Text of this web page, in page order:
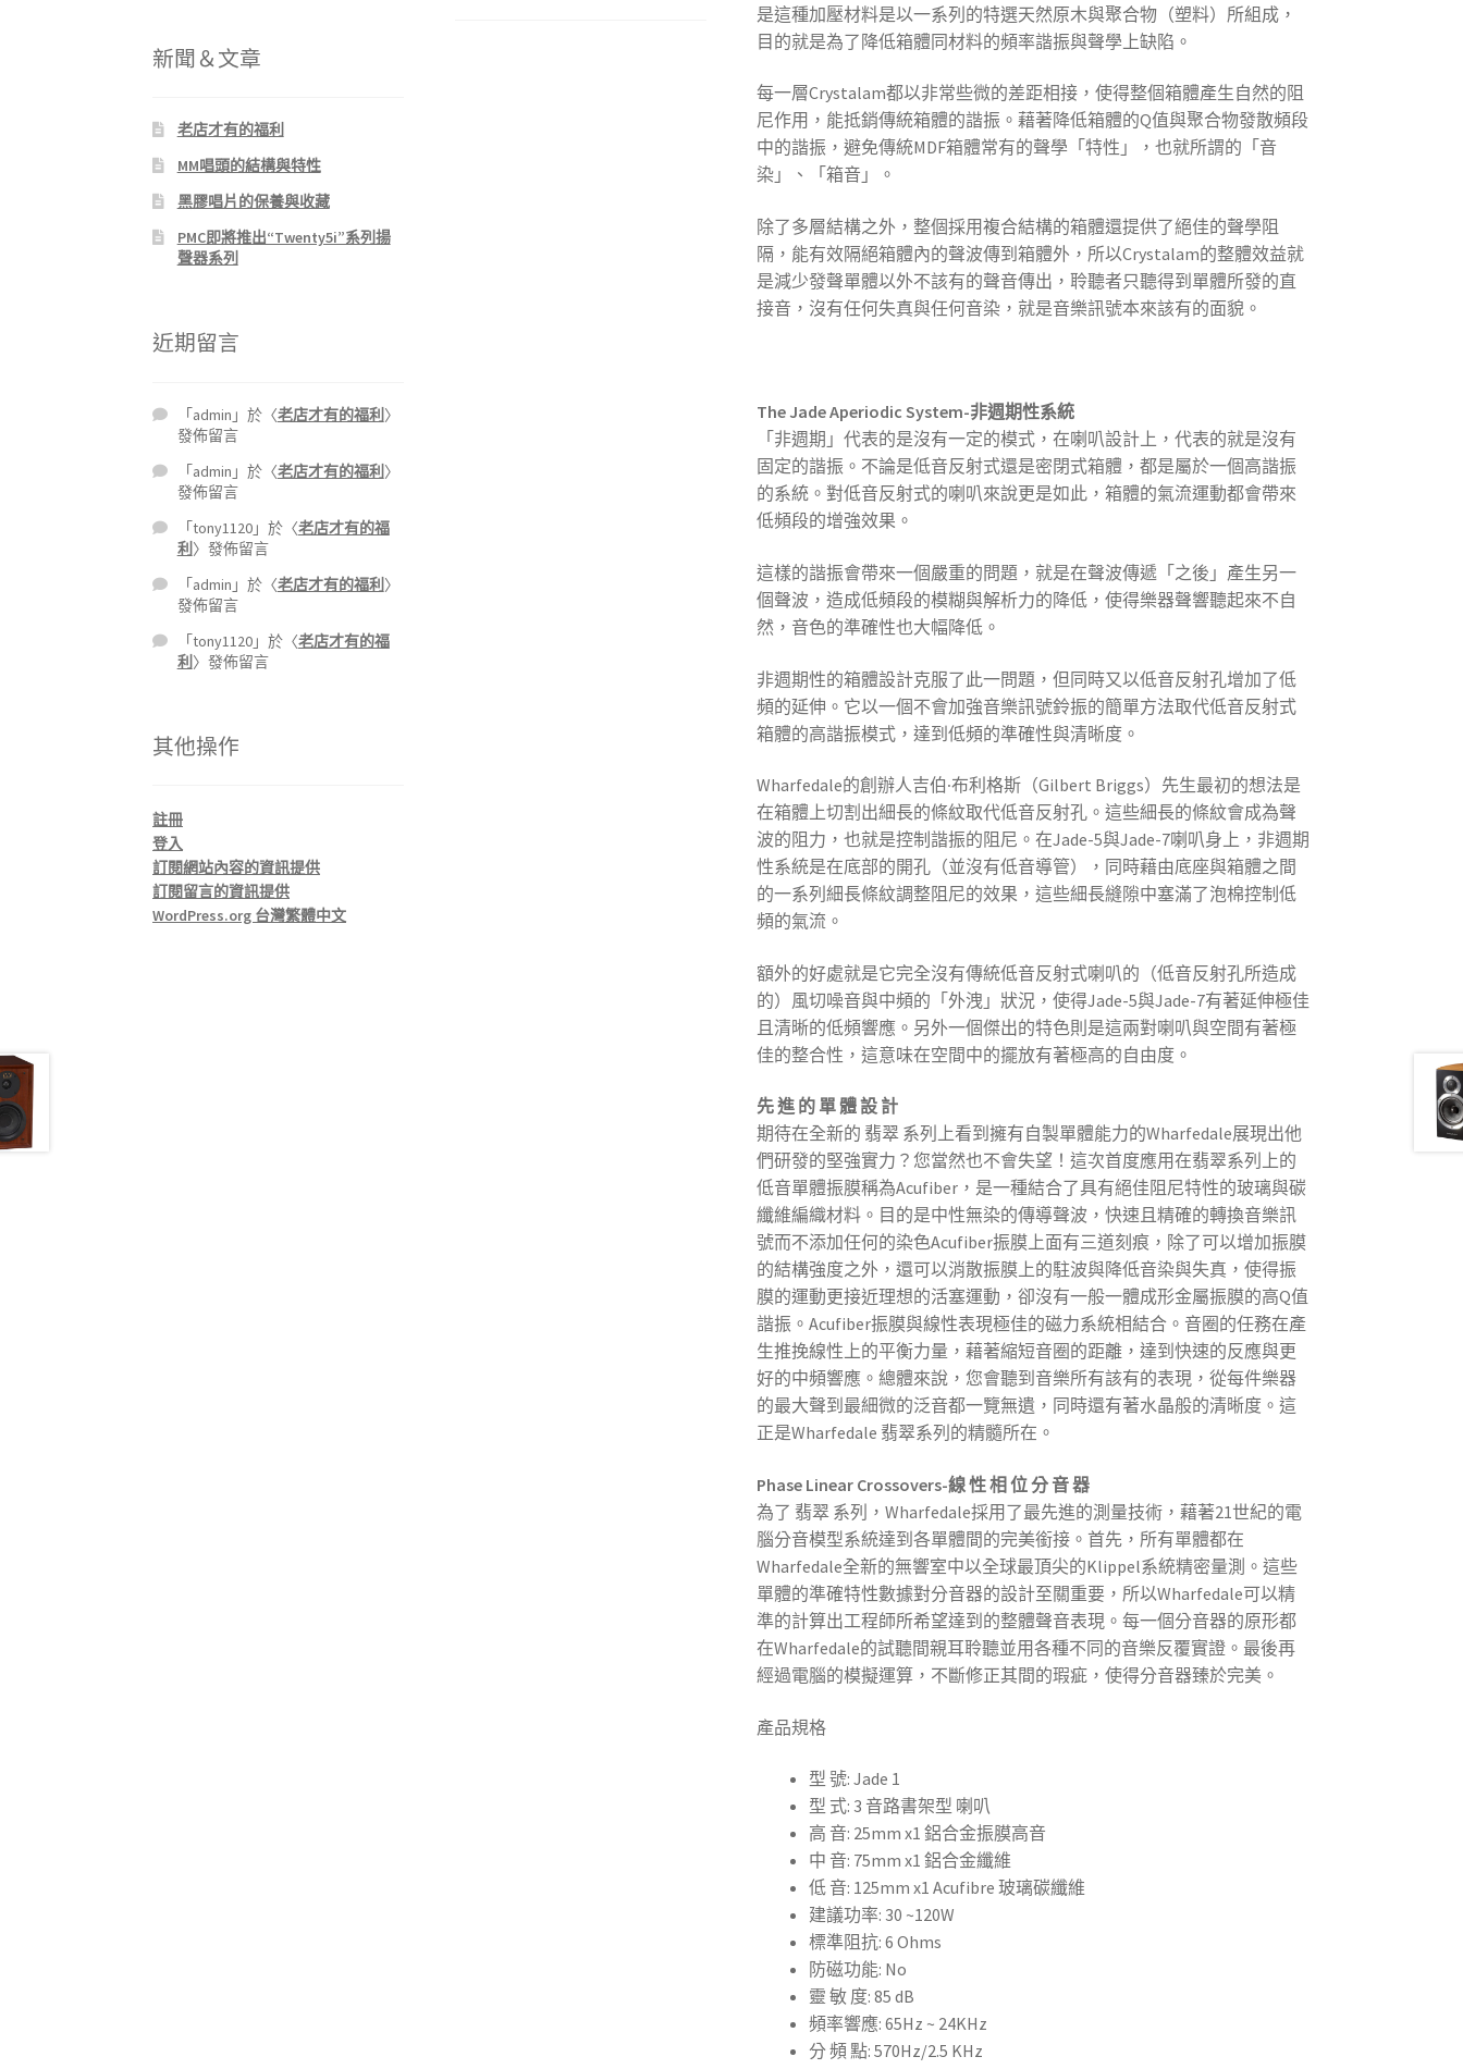
是這種加壓材料是以一系列的特選天然原木與聚合物（塑料）所組成，
目的就是為了降低箱體同材料的頻率諧振與聲學上缺陷。
每一層Crystalam都以非常些微的差距相接，使得整個箱體產生自然的阻
尼作用，能抵銷傳統箱體的諧振。藉著降低箱體的Q值與聚合物發散頻段
中的諧振，避免傳統MDF箱體常有的聲學「特性」，也就所謂的「音
染」、「箱音」。
除了多層結構之外，整個採用複合結構的箱體還提供了絕佳的聲學阻
隔，能有效隔絕箱體內的聲波傳到箱體外，所以Crystalam的整體效益就
是減少發聲單體以外不該有的聲音傳出，聆聽者只聽得到單體所發的直
接音，沒有任何失真與任何音染，就是音樂訊號本來該有的面貌。
The Jade Aperiodic System-非週期性系統
「非週期」代表的是沒有一定的模式，在喇叭設計上，代表的就是沒有
固定的諧振。不論是低音反射式還是密閉式箱體，都是屬於一個高諧振
的系統。對低音反射式的喇叭來說更是如此，箱體的氣流運動都會帶來
低頻段的增強效果。
這樣的諧振會帶來一個嚴重的問題，就是在聲波傳遞「之後」產生另一
個聲波，造成低頻段的模糊與解析力的降低，使得樂器聲響聽起來不自
然，音色的準確性也大幅降低。
非週期性的箱體設計克服了此一問題，但同時又以低音反射孔增加了低
頻的延伸。它以一個不會加強音樂訊號鈴振的簡單方法取代低音反射式
箱體的高諧振模式，達到低頻的準確性與清晰度。
Wharfedale的創辦人吉伯‧布利格斯（Gilbert Briggs）先生最初的想法是
在箱體上切割出細長的條紋取代低音反射孔。這些細長的條紋會成為聲
波的阻力，也就是控制諧振的阻尼。在Jade-5與Jade-7喇叭身上，非週期
性系統是在底部的開孔（並沒有低音導管），同時藉由底座與箱體之間
的一系列細長條紋調整阻尼的效果，這些細長縫隙中塞滿了泡棉控制低
頻的氣流。
額外的好處就是它完全沒有傳統低音反射式喇叭的（低音反射孔所造成
的）風切噪音與中頻的「外洩」狀況，使得Jade-5與Jade-7有著延伸極佳
且清晰的低頻響應。另外一個傑出的特色則是這兩對喇叭與空間有著極
佳的整合性，這意味在空間中的擺放有著極高的自由度。
先 進 的 單 體 設 計
期待在全新的 翡翠 系列上看到擁有自製單體能力的Wharfedale展現出他
們研發的堅強實力？您當然也不會失望！這次首度應用在翡翠系列上的
低音單體振膜稱為Acufiber，是一種結合了具有絕佳阻尼特性的玻璃與碳
纖維編織材料。目的是中性無染的傳導聲波，快速且精確的轉換音樂訊
號而不添加任何的染色Acufiber振膜上面有三道刻痕，除了可以增加振膜
的結構強度之外，還可以消散振膜上的駐波與降低音染與失真，使得振
膜的運動更接近理想的活塞運動，卻沒有一般一體成形金屬振膜的高Q值
諧振。Acufiber振膜與線性表現極佳的磁力系統相結合。音圈的任務在產
生推挽線性上的平衡力量，藉著縮短音圈的距離，達到快速的反應與更
好的中頻響應。總體來說，您會聽到音樂所有該有的表現，從每件樂器
的最大聲到最細微的泛音都一覽無遺，同時還有著水晶般的清晰度。這
正是Wharfedale 翡翠系列的精髓所在。
Phase Linear Crossovers-線 性 相 位 分 音 器
為了 翡翠 系列，Wharfedale採用了最先進的測量技術，藉著21世紀的電
腦分音模型系統達到各單體間的完美銜接。首先，所有單體都在
Wharfedale全新的無響室中以全球最頂尖的Klippel系統精密量測。這些
單體的準確特性數據對分音器的設計至關重要，所以Wharfedale可以精
準的計算出工程師所希望達到的整體聲音表現。每一個分音器的原形都
在Wharfedale的試聽間親耳聆聽並用各種不同的音樂反覆實證。最後再
經過電腦的模擬運算，不斷修正其間的瑕疵，使得分音器臻於完美。
產品規格
型 號: Jade 1
型 式: 3 音路書架型 喇叭
高 音: 25mm x1 鋁合金振膜高音
中 音: 75mm x1 鋁合金纖維
低 音: 125mm x1 Acufibre 玻璃碳纖維
建議功率: 30 ~120W
標準阻抗: 6 Ohms
防磁功能: No
靈 敏 度: 85 dB
頻率響應: 65Hz ~ 24KHz
分 頻 點: 570Hz/2.5 KHz
新聞＆文章
老店才有的福利
MM唱頭的結構與特性
黑膠唱片的保養與收藏
PMC即將推出“Twenty5i”系列揚
聲器系列
近期留言
「admin 」於〈老店才有的福利 〉
發佈留言
「admin 」於〈老店才有的福利 〉
發佈留言
「tony1120」於〈老店才有的福
利 〉發佈留言
「admin 」於〈老店才有的福利 〉
發佈留言
「tony1120」於〈老店才有的福
利 〉發佈留言
其他操作
註冊
登入
訂閱網站內容的資訊提供
訂閱留言的資訊提供
WordPress.org 台灣繁體中文